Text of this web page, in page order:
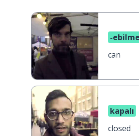
-
can
kapalı
closed